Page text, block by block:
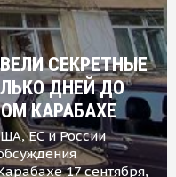
СЕКРЕТНЫЕ
ДНЕЙ ДО
КАРАБАХЕ
ЕС и России
17 сентября,